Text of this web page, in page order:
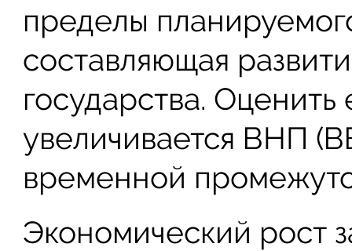
пределы
составляющая
государства.
увеличивается ВНП
временной
Экономический рост